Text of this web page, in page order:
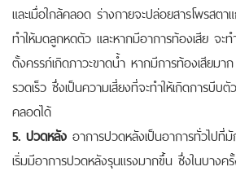
และเมื่อใกล้คลอด ร่างกายจะปล่อยสารโพรสต
ทำให้มดลูกหดตัว และหากมีอาการท้องเสีย จะ
ตั้งครรภ์เกิดภาวะขาดน้ำ หากมีการท้องเสียมา
รวดเร็ว ซึ่งเป็นความเสี่ยงที่จะทำให้เกิดการบี
คลอดได้
5. ปวดหลัง อาการปวดหลังเป็นอาการทั่วไป
เริ่มมีอาการปวดหลังรุนแรงมากขึ้น ซึ่งในบาง